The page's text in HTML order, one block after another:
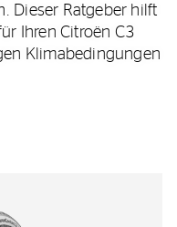
Dieser Ratgeber hilft
Ihren Citroën C3
Klimabedingungen